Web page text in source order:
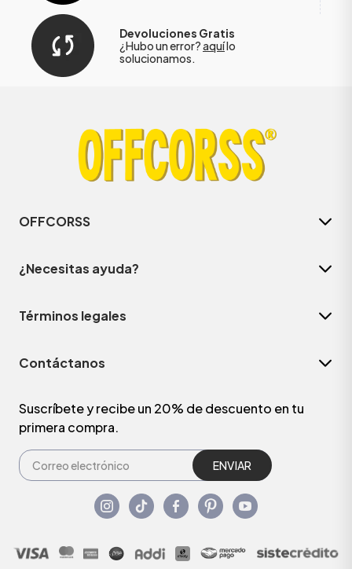
Devoluciones Gratis
¿Hubo un error?aquílo
solucionamos.
OFFCORSS
¿Necesitas ayuda?
Términos legales
Contáctanos
Suscríbete y recibe un 20% de descuento en tu
primera compra.
ENVIAR